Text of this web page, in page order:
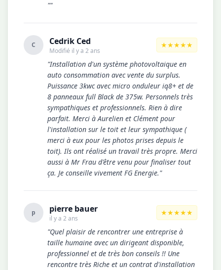
""
C Cedrik Ced
Modifié il y a 2 ans
★★★★★
"Installation d'un système photovoltaique en
auto consommation avec vente du surplus.
Puissance 3kwc avec micro onduleur iq8+ et de
8 panneaux full Black de 375w. Personnels très
sympathiques et professionnels. Rien à dire
parfait. Merci à Aurelien et Clément pour
l'installation sur le toit et leur sympathique (
merci à eux pour les photos prises depuis le
toit). Ils ont réalisé un travail très propre. Merci
aussi à Mr Frau d'être venu pour finaliser tout
ça. Je conseille vivement FG Energie."
p pierre bauer
il y a 2 ans
★★★★★
"Quel plaisir de rencontrer une entreprise à
taille humaine avec un dirigeant disponible,
professionnel et de très bon conseils !! Une
rencontre très Riche et un contrat d'installation